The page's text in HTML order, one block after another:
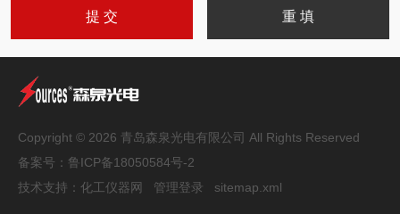
Copyright © 2026 青岛森泉光电有限公司 All Rights Reserved
备案号： 鲁ICP备18050584号-2
技术支持： 化工仪器网 管理登录 sitemap.xml